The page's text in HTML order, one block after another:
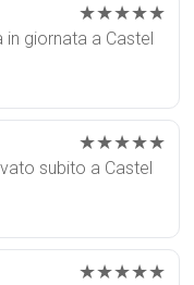
★★★★★
giornata a Castel
★★★★★
subito a Castel
★★★★★